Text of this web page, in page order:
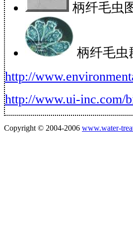
柄纤毛虫
柄纤毛虫
http://
http://www.ui-inc.com/
Copyright © 2004-2006 www.water-